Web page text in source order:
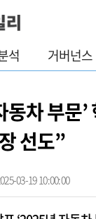
석 거버넌스
동차 부문’
선도”
03-19 10:00:00